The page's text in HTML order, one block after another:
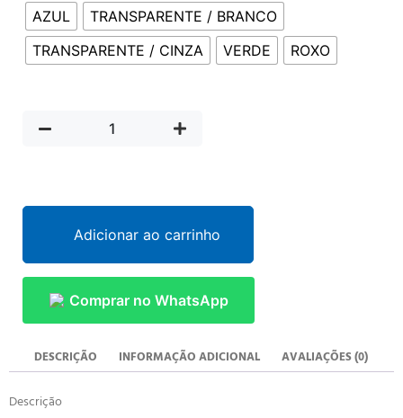
AZUL
TRANSPARENTE / BRANCO
TRANSPARENTE / CINZA
VERDE ROXO
Adicionar ao carrinho
Comprar no WhatsApp
DESCRIÇÃO INFORMAÇÃO ADICIONAL AVALIAÇÕES (0)
Descrição